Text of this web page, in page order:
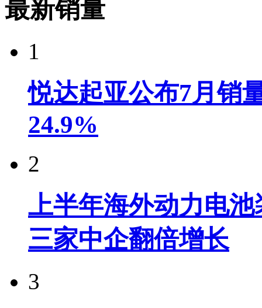
最新销量
1
悦达起亚公布7月销
24.9%
2
上半年海外动力电
三家中企翻倍增长
3